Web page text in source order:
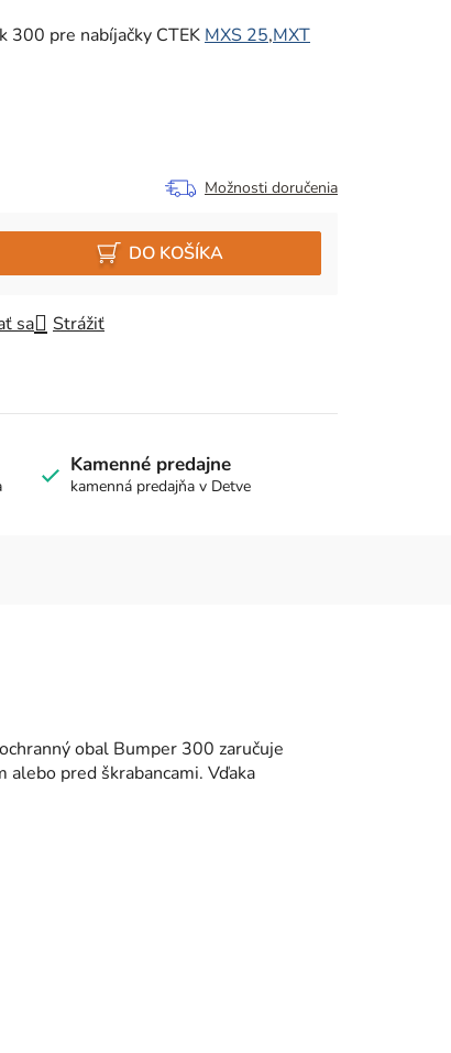
300 pre nabíjačky CTEK MXS 25,MXT
Možnosti doručenia
DO KOŠÍKA
sa Strážiť
Kamenné predajne
kamenná predajňa v Detve
obal Bumper 300 zaručuje
pred škrabancami. Vďaka